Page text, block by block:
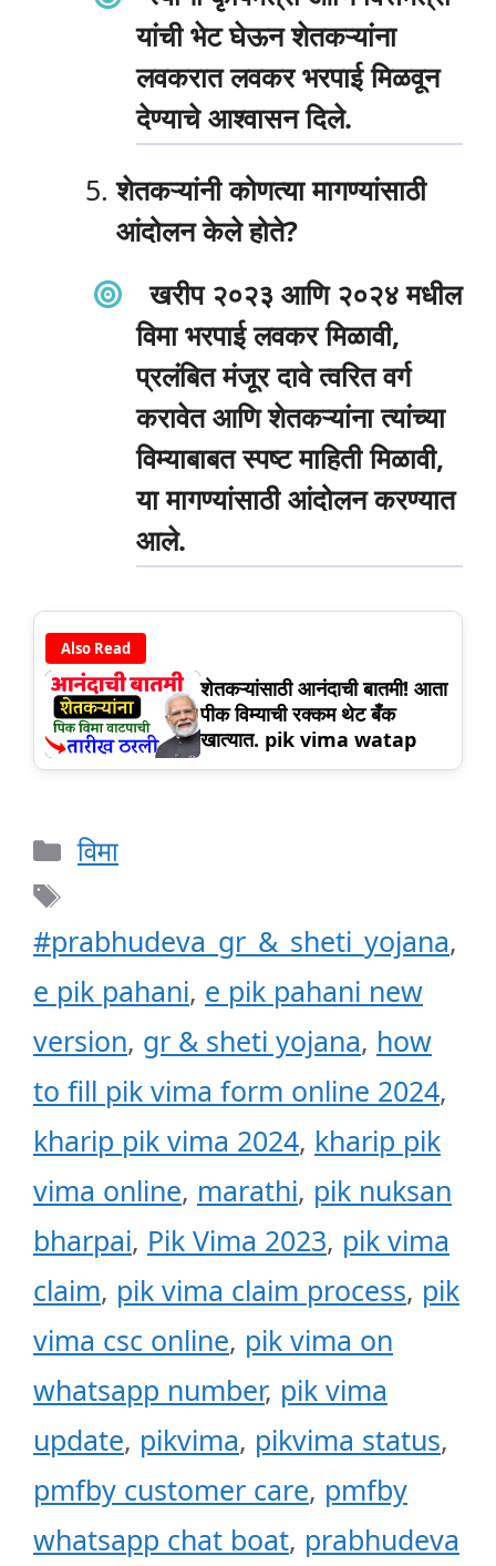
यांची भेट घेऊन शेतकऱ्यांना
लवकरात लवकर भरपाई मिळवून
देण्याचे आश्वासन दिले.
शेतकऱ्यांनी कोणत्या मागण्यांसाठी
आंदोलन केले होते?
खरीप २०२३ आणि २०२४ मधील
विमा भरपाई लवकर मिळावी,
प्रलंबित मंजूर दावे त्वरित वर्ग
करावेत आणि शेतकऱ्यांना त्यांच्या
विम्याबाबत स्पष्ट माहिती मिळावी,
या मागण्यांसाठी आंदोलन करण्यात
आले.
Also Read
शेतकऱ्यांसाठी आनंदाची बातमी! आता
पीक विम्याची रक्कम थेट बँक
खात्यात. pik vima watap
Categories
विमा
#prabhudeva_gr_&_sheti_yojana,
e pik pahani, e pik pahani new
version, gr & sheti yojana, how
to fill pik vima form online 2024,
kharip pik vima 2024, kharip pik
vima online, marathi, pik nuksan
bharpai, Pik Vima 2023, pik vima
claim, pik vima claim process, pik
vima csc online, pik vima on
whatsapp number, pik vima
update, pikvima, pikvima status,
pmfby customer care, pmfby
whatsapp chat boat, prabhudeva